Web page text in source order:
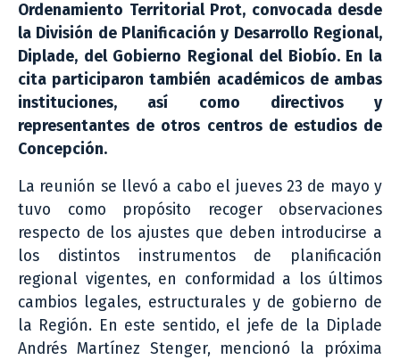
Ordenamiento Territorial Prot, convocada desde
la División de Planificación y Desarrollo Regional,
Diplade, del Gobierno Regional del Biobío. En la
cita participaron también académicos de ambas
instituciones, así como directivos y
representantes de otros centros de estudios de
Concepción.
La reunión se llevó a cabo el jueves 23 de mayo y
tuvo como propósito recoger observaciones
respecto de los ajustes que deben introducirse a
los distintos instrumentos de planificación
regional vigentes, en conformidad a los últimos
cambios legales, estructurales y de gobierno de
la Región. En este sentido, el jefe de la Diplade
Andrés Martínez Stenger, mencionó la próxima